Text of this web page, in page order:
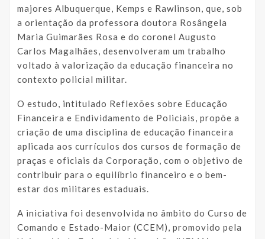
majores Albuquerque, Kemps e Rawlinson, que, sob
a orientação da professora doutora Rosângela
Maria Guimarães Rosa e do coronel Augusto
Carlos Magalhães, desenvolveram um trabalho
voltado à valorização da educação financeira no
contexto policial militar.
O estudo, intitulado Reflexões sobre Educação
Financeira e Endividamento de Policiais, propõe a
criação de uma disciplina de educação financeira
aplicada aos currículos dos cursos de formação de
praças e oficiais da Corporação, com o objetivo de
contribuir para o equilíbrio financeiro e o bem-
estar dos militares estaduais.
A iniciativa foi desenvolvida no âmbito do Curso de
Comando e Estado-Maior (CCEM), promovido pela